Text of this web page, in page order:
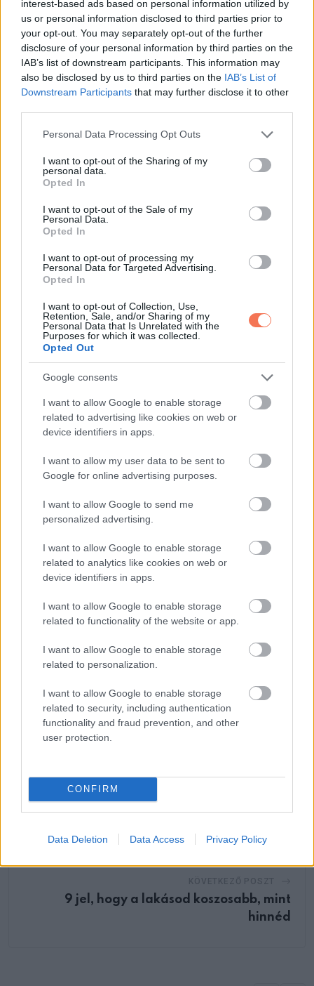
interest-based ads based on personal information utilized by
us or personal information disclosed to third parties prior to
your opt-out. You may separately opt-out of the further
disclosure of your personal information by third parties on the
IAB’s list of downstream participants. This information may
also be disclosed by us to third parties on the IAB’s List of
Downstream Participants that may further disclose it to other
Please note that this website/app uses one or more Google
not limited to your visit or usage behaviour. You may click to
grant or deny consent to Google and its third-party tags to
use your data for below specified purposes in below Google
consent section.
Personal Data Processing Opt Outs
I want to opt-out of the Sharing of my
personal data.
Opted In
I want to opt-out of the Sale of my
Personal Data.
Opted In
I want to opt-out of processing my
Personal Data for Targeted Advertising.
Opted In
I want to opt-out of Collection, Use,
Retention, Sale, and/or Sharing of my
Personal Data that Is Unrelated with the
Purposes for which it was collected.
Opted Out
Google consents
I want to allow Google to enable storage
related to advertising like cookies on web or
device identifiers in apps.
I want to allow my user data to be sent to
Google for online advertising purposes.
I want to allow Google to send me
personalized advertising.
I want to allow Google to enable storage
related to analytics like cookies on web or
device identifiers in apps.
I want to allow Google to enable storage
related to functionality of the website or app.
I want to allow Google to enable storage
related to personalization.
I want to allow Google to enable storage
related to security, including authentication
functionality and fraud prevention, and other
user protection.
CONFIRM
Data Deletion Data Access Privacy Policy
Mit jelenthet (csak játékból):
Szétszórt vagy, fáradt, vagy ma nincs kedved vizuális
fejtörőkhöz.
Mi az igazság a kép
A hangzatos cím ellenére ez nem alkalmas a nárcizmus
„kimérésére”. A személyiség összetett, és nem dönthető el
A kép inkább ezt mutatja meg:
-mire figyelsz először
-mennyi plusz jelentést teszel bele abba, amit látsz
Vagyis nem a körök száma a lényeg, hanem az, ahogyan az
agyad rendszert csinál abból, ami előtte van.
Záró gondolat
Nem az a legbeszédesebb, hogy hányat számoltál.
elgondolkodtál azon, mit árul el rólad. Ez a kíváncsiság
többet mond rólad, mint bármennyi kör egy képen.
Oszd meg ezt a posztot:
ELŐZŐ POSZT
híradósa
9 jel, hogy a lakásod koszosabb, mint
hinnéd